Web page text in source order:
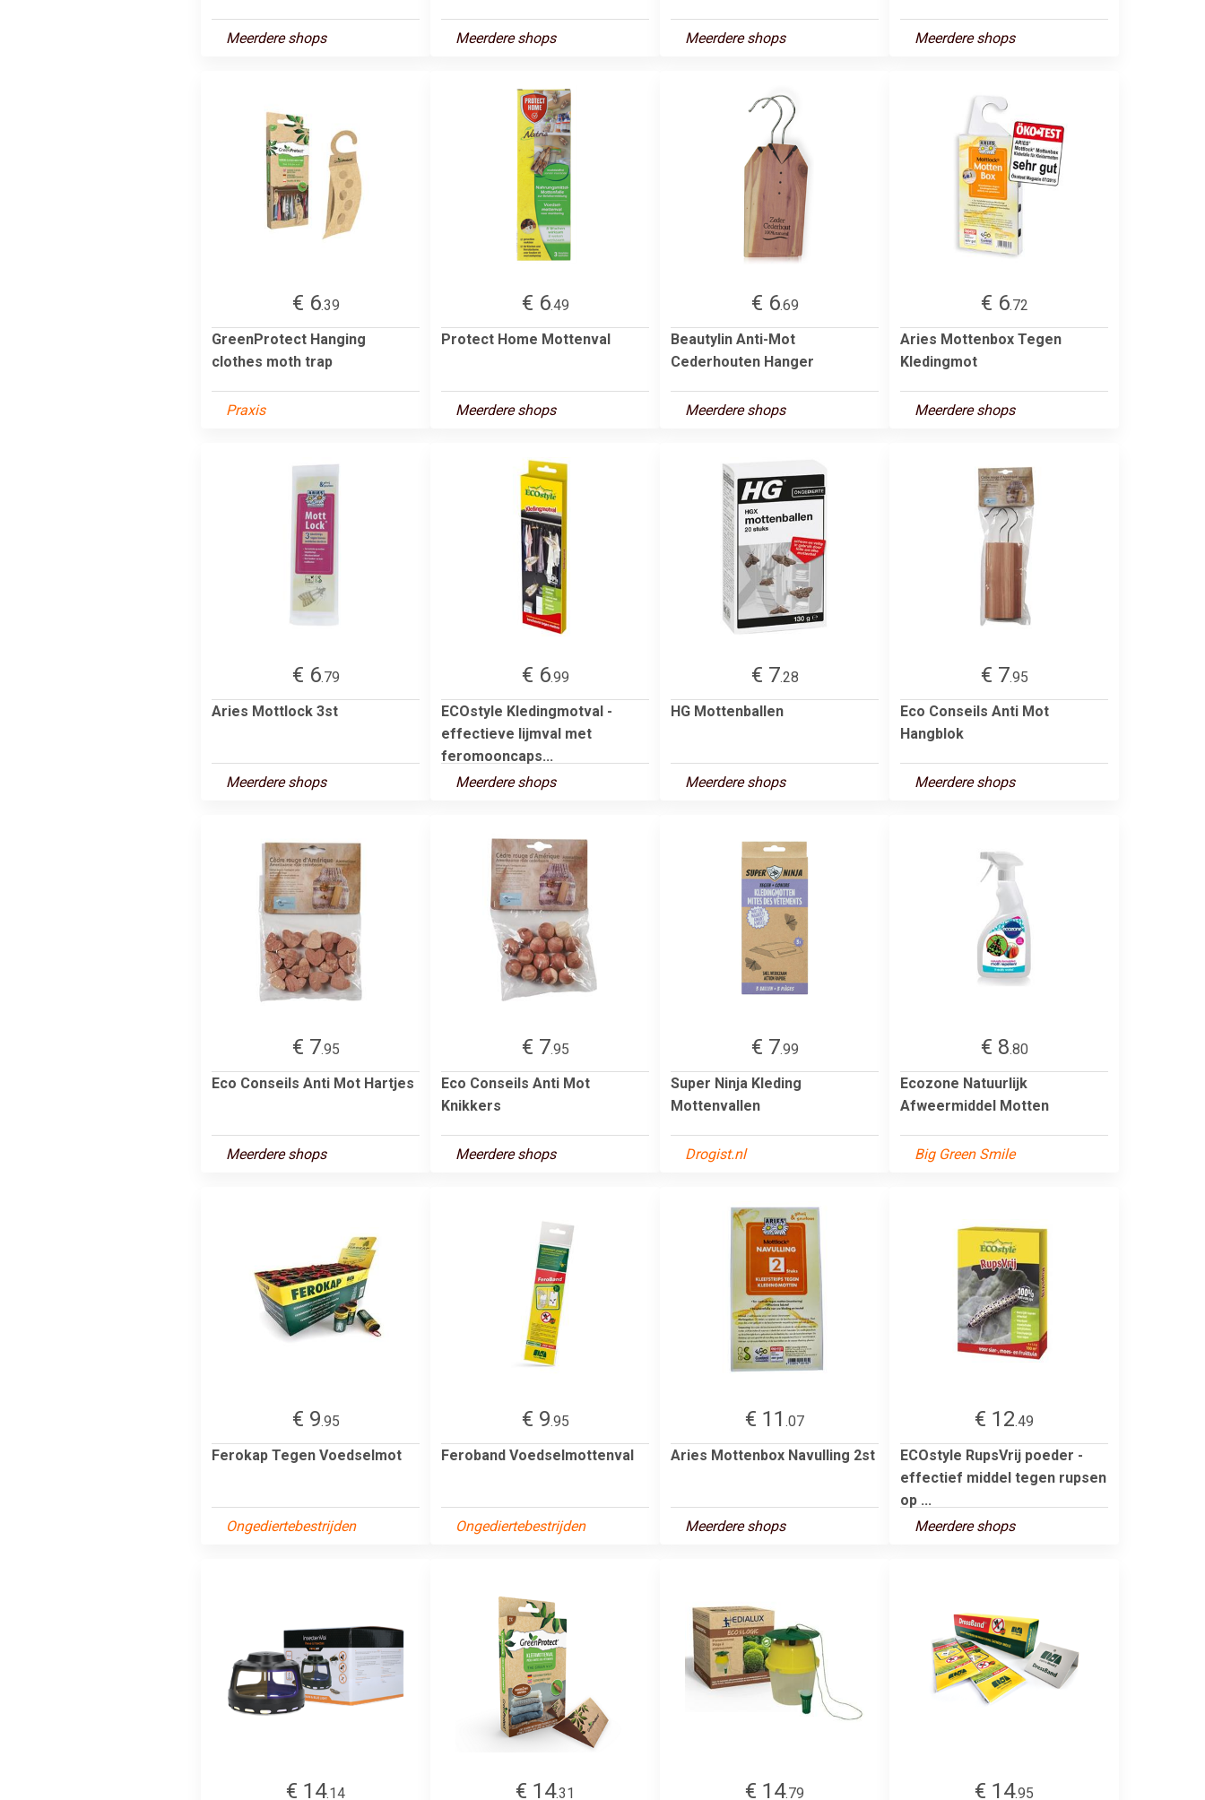
Meerdere shops Meerdere shops Meerdere shops Meerdere shops
€ 6.39
GreenProtect Hanging
clothes moth trap
Praxis
€ 6.49
Protect Home Mottenval
Meerdere shops
€ 6.69
Beautylin Anti-Mot
Cederhouten Hanger
Meerdere shops
€ 6.72
Aries Mottenbox Tegen
Kledingmot
Meerdere shops
€ 6.79
Aries Mottlock 3st
Meerdere shops
€ 6.99
ECOstyle Kledingmotval -
effectieve lijmval met
feromooncaps...
Meerdere shops
€ 7.28
HG Mottenballen
Meerdere shops
€ 7.95
Eco Conseils Anti Mot
Hangblok
Meerdere shops
€ 7.95
Eco Conseils Anti Mot Hartjes
Meerdere shops
€ 7.95
Eco Conseils Anti Mot
Knikkers
Meerdere shops
€ 7.99
Super Ninja Kleding
Mottenvallen
Drogist.nl
€ 8.80
Ecozone Natuurlijk
Afweermiddel Motten
Big Green Smile
€ 9.95
Ferokap Tegen Voedselmot
Ongediertebestrijden
€ 9.95
Feroband Voedselmottenval
Ongediertebestrijden
€ 11 .07
Aries Mottenbox Navulling 2st
Meerdere shops
€ 12.49
ECOstyle RupsVrij poeder -
effectief middel tegen rupsen
op ...
Meerdere shops
€ 14.14 € 14.31 € 14.79 € 14.95